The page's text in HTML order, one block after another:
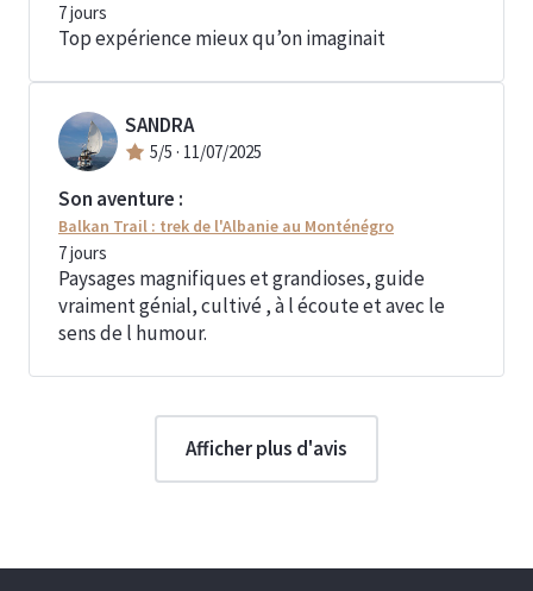
7jours
Top expérience mieux qu’on imaginait
SANDRA
5/5 · 11/07/2025
Son aventure :
Balkan Trail : trek de l'Albanie au Monténégro
7jours
Paysages magnifiques et grandioses, guide
vraiment génial, cultivé , à l écoute et avec le
sens de l humour.
Afficher plus d'avis